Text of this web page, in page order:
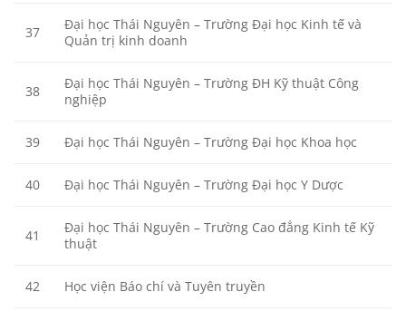
37
Đại học Thái Nguyên – Trường Đại học Kinh tế và
Quản trị kinh doanh
38
Đại học Thái Nguyên – Trường ĐH Kỹ thuật Công
nghiệp
39 Đại học Thái Nguyên – Trường Đại học Khoa học
40 Đại học Thái Nguyên – Trường Đại học Y Dược
41
Đại học Thái Nguyên – Trường Cao đẳng Kinh tế Kỹ
thuật
42 Học viện Báo chí và Tuyên truyền